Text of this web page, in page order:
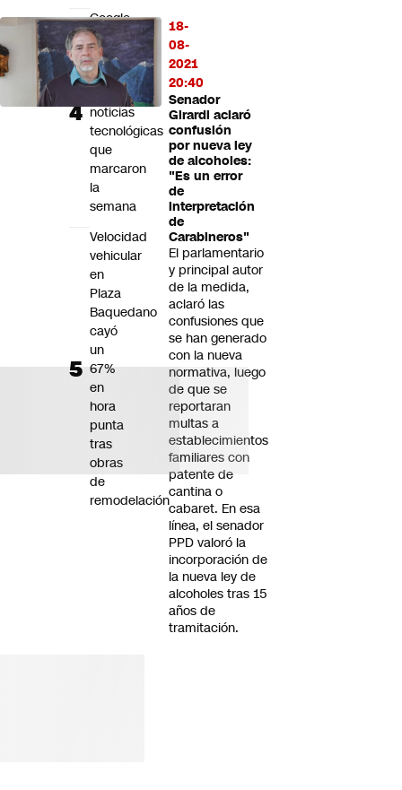
18-
08-
2021
20:40
Senador
Girardi aclaró
confusión
por nueva ley
de alcoholes:
"Es un error
de
interpretación
de
Carabineros"
El parlamentario
y principal autor
de la medida,
aclaró las
confusiones que
se han generado
con la nueva
normativa, luego
de que se
reportaran
multas a
establecimientos
familiares con
patente de
cantina o
cabaret. En esa
línea, el senador
PPD valoró la
incorporación de
la nueva ley de
alcoholes tras 15
años de
tramitación.
Google,
robótica
y
Atari:
noticias
tecnológicas
que
marcaron
la
semana
Velocidad
vehicular
en
Plaza
Baquedano
cayó
un
67%
en
hora
punta
tras
obras
de
remodelación